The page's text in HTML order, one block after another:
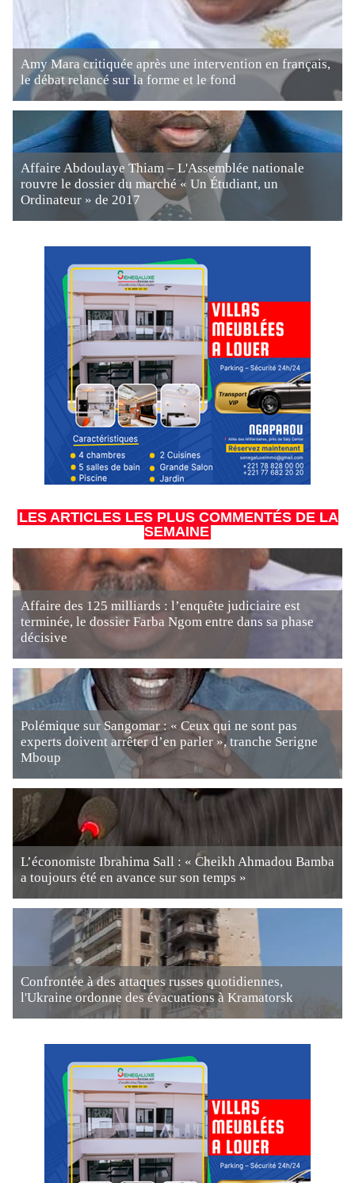
Amy Mara critiquée après une intervention en français,
le débat relancé sur la forme et le fond
Affaire Abdoulaye Thiam – L'Assemblée nationale
rouvre le dossier du marché « Un Étudiant, un
Ordinateur » de 2017
LES ARTICLES LES PLUS COMMENTÉS DE LA
SEMAINE
Affaire des 125 milliards : l’enquête judiciaire est
terminée, le dossier Farba Ngom entre dans sa phase
décisive
Polémique sur Sangomar : « Ceux qui ne sont pas
experts doivent arrêter d’en parler », tranche Serigne
Mboup
L’économiste Ibrahima Sall : « Cheikh Ahmadou Bamba
a toujours été en avance sur son temps »
Confrontée à des attaques russes quotidiennes,
l'Ukraine ordonne des évacuations à Kramatorsk